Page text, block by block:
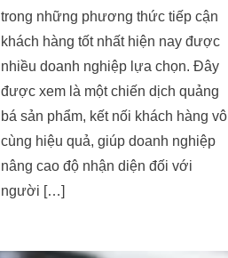
trong những phương thức tiếp cận
khách hàng tốt nhất hiện nay được
nhiều doanh nghiệp lựa chọn. Đây
được xem là một chiến dịch quảng
bá sản phẩm, kết nối khách hàng vô
cùng hiệu quả, giúp doanh nghiệp
nâng cao độ nhận diện đối với
người […]